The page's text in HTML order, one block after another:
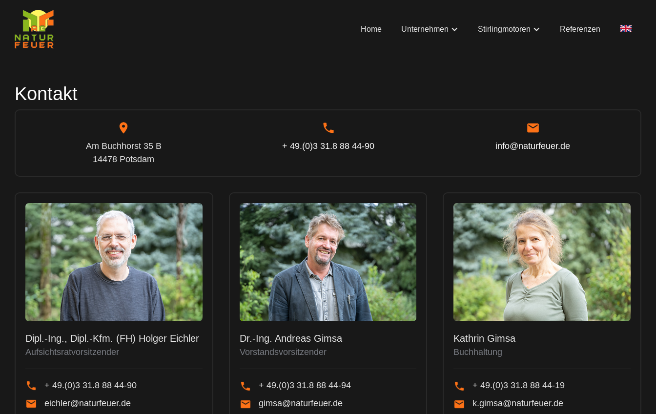
Home Unternehmen Stirlingmotoren Referenzen
Kontakt
Am Buchhorst 35 B
14478 Potsdam
+ 49.(0)3 31.8 88 44-90 info@naturfeuer.de
Dipl.-Ing., Dipl.-Kfm. (FH) Holger Eichler
Aufsichtsratvorsitzender
+ 49.(0)3 31.8 88 44-90
eichler@naturfeuer.de
Dr.-Ing. Andreas Gimsa
Vorstandsvorsitzender
+ 49.(0)3 31.8 88 44-94
gimsa@naturfeuer.de
Kathrin Gimsa
Buchhaltung
+ 49.(0)3 31.8 88 44-19
k.gimsa@naturfeuer.de